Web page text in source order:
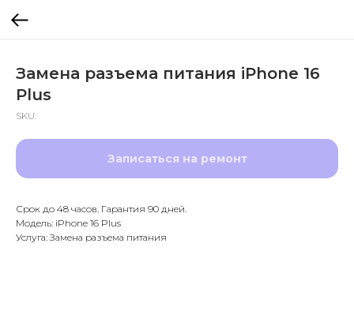
Замена разъема питания iPhone 16
Plus
SKU:
Записаться на ремонт
Срок до 48 часов. Гарантия 90 дней.
Модель: iPhone 16 Plus
Услуга: Замена разъема питания